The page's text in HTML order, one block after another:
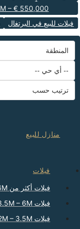
550,000 € – 1M
فيلات للبيع في البرتغال
منازل للبيع
فيلات
فيلات أكثر من 6M €
فيلات 3.5M – 6M €
فيلات 2M – 3.5M €